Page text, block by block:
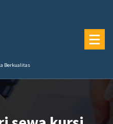
Berkualitas